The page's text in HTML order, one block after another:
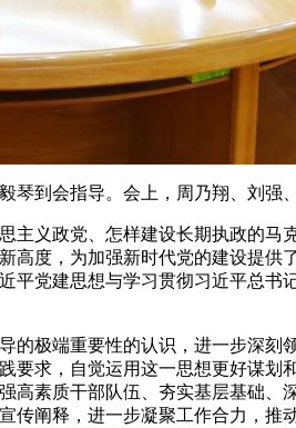
到会指导。会上，周乃翔、刘强、
义政党、怎样建设长期执政的马
度，为加强新时代党的建设提供
党建思想与学习贯彻习近平总书
端重要性的认识，进一步深刻领
求，自觉运用这一思想更好谋划
素质干部队伍、夯实基层基础、
阐释，进一步凝聚工作合力，推